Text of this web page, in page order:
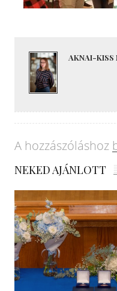
AKNAI-KISS
A hozzászóláshoz
NEKED AJÁNLOTT